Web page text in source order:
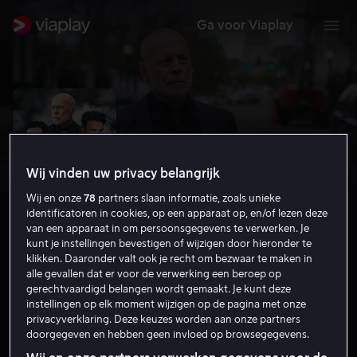
Ga voor Viaplay
A Day To Die
3.5 Detectivedrama Actie 2022
1 u 41 min
16
Wij vinden uw privacy belangrijk
Wij en onze78 partners slaan informatie, zoals unieke
identificatoren in cookies, op een apparaat op, en/of lezen deze
van een apparaat in om persoonsgegevens te verwerken. Je
kunt je instellingen bevestigen of wijzigen door hieronder te
klikken. Daaronder valt ook je recht om bezwaar te maken in
alle gevallen dat er voor de verwerking een beroep op
gerechtvaardigd belangen wordt gemaakt. Je kunt deze
instellingen op elk moment wijzigen op de pagina met onze
privacyverklaring. Deze keuzes worden aan onze partners
doorgegeven en hebben geen invloed op browsegegevens.